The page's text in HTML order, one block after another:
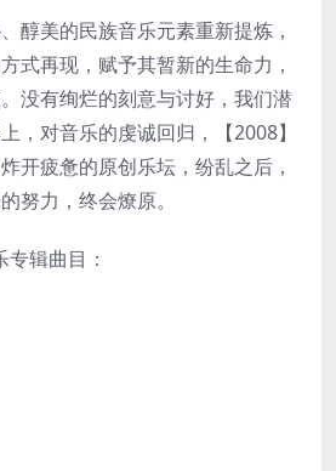
美的民族音乐元素重新提炼，
式再现，赋予其暂新的生命力，
没有绚烂的刻意与讨好，我们潜
，对音乐的虔诚回归，【2008】
开疲惫的原创乐坛，纷乱之后，
努力，终会燎原。
辑曲目：